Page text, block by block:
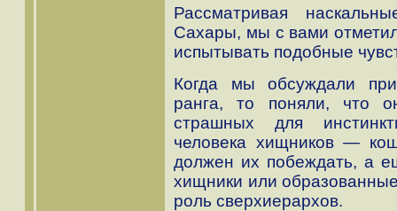
Рассматривая
Сахары, мы с вами
испытывать подобные
Когда мы обсуждали
ранга, то поняли, что
страшных для
человека хищников —
должен их побеждать, а
хищники или
роль сверхиерархов.